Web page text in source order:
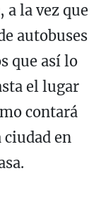
la vez que
autobuses
que así lo
el lugar
contará
en